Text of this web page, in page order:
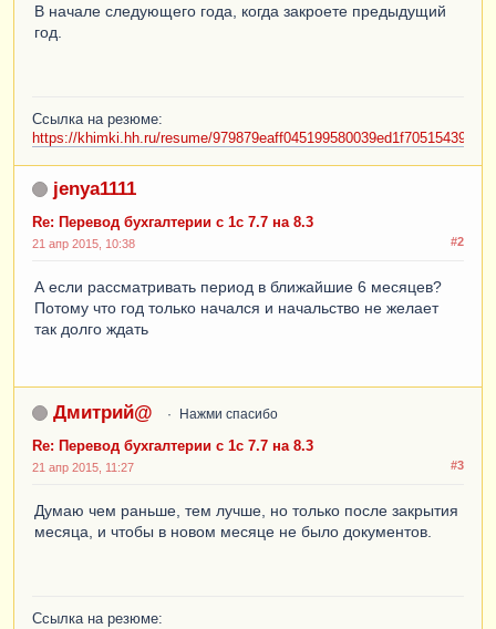
В начале следующего года, когда закроете предыдущий
год.
Ссылка на резюме:
https://khimki.hh.ru/resume/979879eaff045199580039ed1f705154393879
jenya1111
Re: Перевод бухгалтерии с 1с 7.7 на 8.3
#2
21 апр 2015, 10:38
А если рассматривать период в ближайшие 6 месяцев?
Потому что год только начался и начальство не желает
так долго ждать
Дмитрий@ Нажми спасибо
Re: Перевод бухгалтерии с 1с 7.7 на 8.3
#3
21 апр 2015, 11:27
Думаю чем раньше, тем лучше, но только после закрытия
месяца, и чтобы в новом месяце не было документов.
Ссылка на резюме: